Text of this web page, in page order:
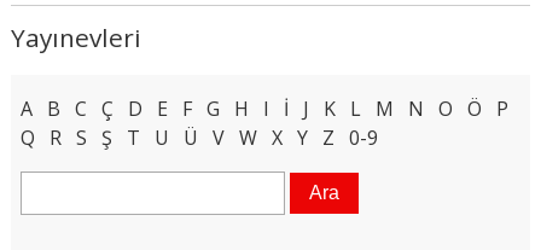
Yayınevleri
A B C Ç D E F G H I İ J K L M N O Ö
P
Q
R S Ş T U Ü V W X Y Z 0-9